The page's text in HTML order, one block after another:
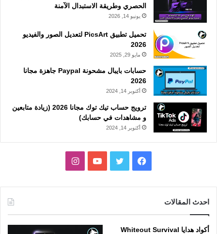
الحصري وطريقة الاستبدال الآمنة
يونيو 14, 2026
تحميل تطبيق PicsArt لتعديل الصور والفيديو
2026
مايو 29, 2025
حسابات بايبال مشحونة Paypal جاهزة مجانا
2026
أكتوبر 14, 2024
ترويج حساب تيك توك مجانا 2026 (زيادة متابعين
و مشاهدات في حسابك)
أكتوبر 14, 2024
فيسبوك تويتر يوتيوبانستقرام
احدث المقالات
أكواد هدايا Whiteout Survival